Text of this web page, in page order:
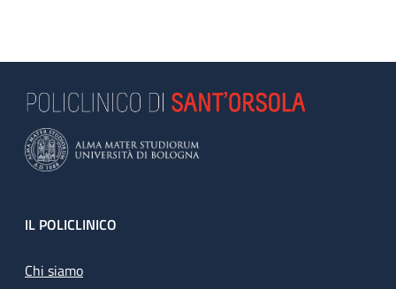
Footer
IL POLICLINICO
Chi siamo